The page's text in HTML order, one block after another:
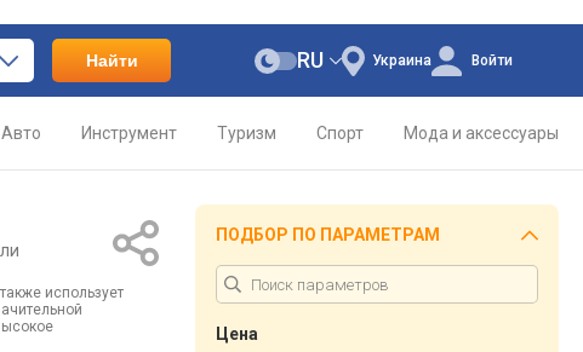
Найти Украина
RU Войти
Авто Инструмент Туризм Спорт Мода и аксессуары
использует
ПОДБОР ПО ПАРАМЕТРАМ
Цена